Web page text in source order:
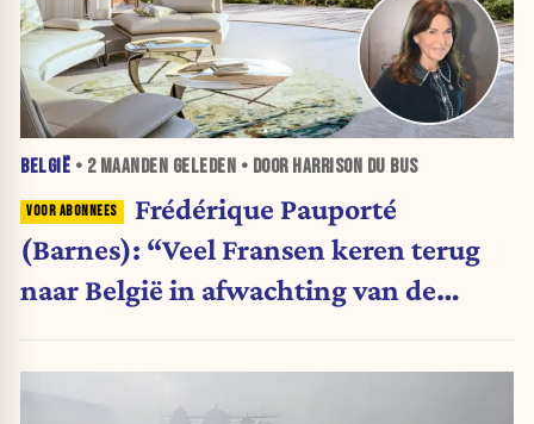
BELGIË • 2 MAANDEN GELEDEN • DOOR HARRISON DU BUS
Frédérique Pauporté
(Barnes): “Veel Fransen keren terug
naar België in afwachting van de